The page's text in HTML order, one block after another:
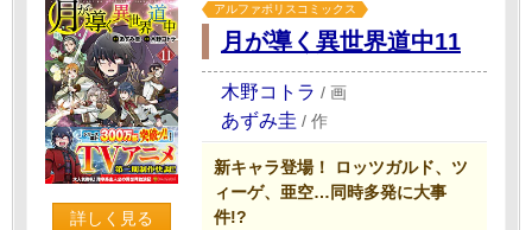
詳しく見る
アルファポリスコミックス
月が導く異世界道中11
木野コトラ / 画
あずみ圭 / 作
新キャラ登場！ ロッツガルド、ツ
ィーゲ、亜空…同時多発に大事
件!?